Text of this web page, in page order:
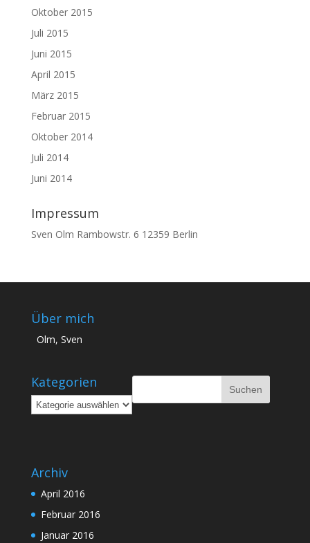
Oktober 2015
Juli 2015
Juni 2015
April 2015
März 2015
Februar 2015
Oktober 2014
Juli 2014
Juni 2014
Impressum
Sven Olm Rambowstr. 6 12359 Berlin
Über mich
Olm, Sven
Kategorien
Kategorien
Archiv
April 2016
Februar 2016
Januar 2016